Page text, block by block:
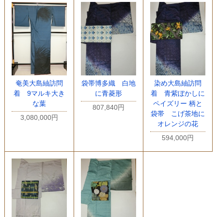
奄美大島紬訪問
着 9マルキ大き
な葉
3,080,000円
袋帯博多織 白地
に青菱形
807,840円
染め大島紬訪問
着 青紫ぼかしに
ペイズリー 柄と
袋帯 こげ茶地に
オレンジの花
594,000円